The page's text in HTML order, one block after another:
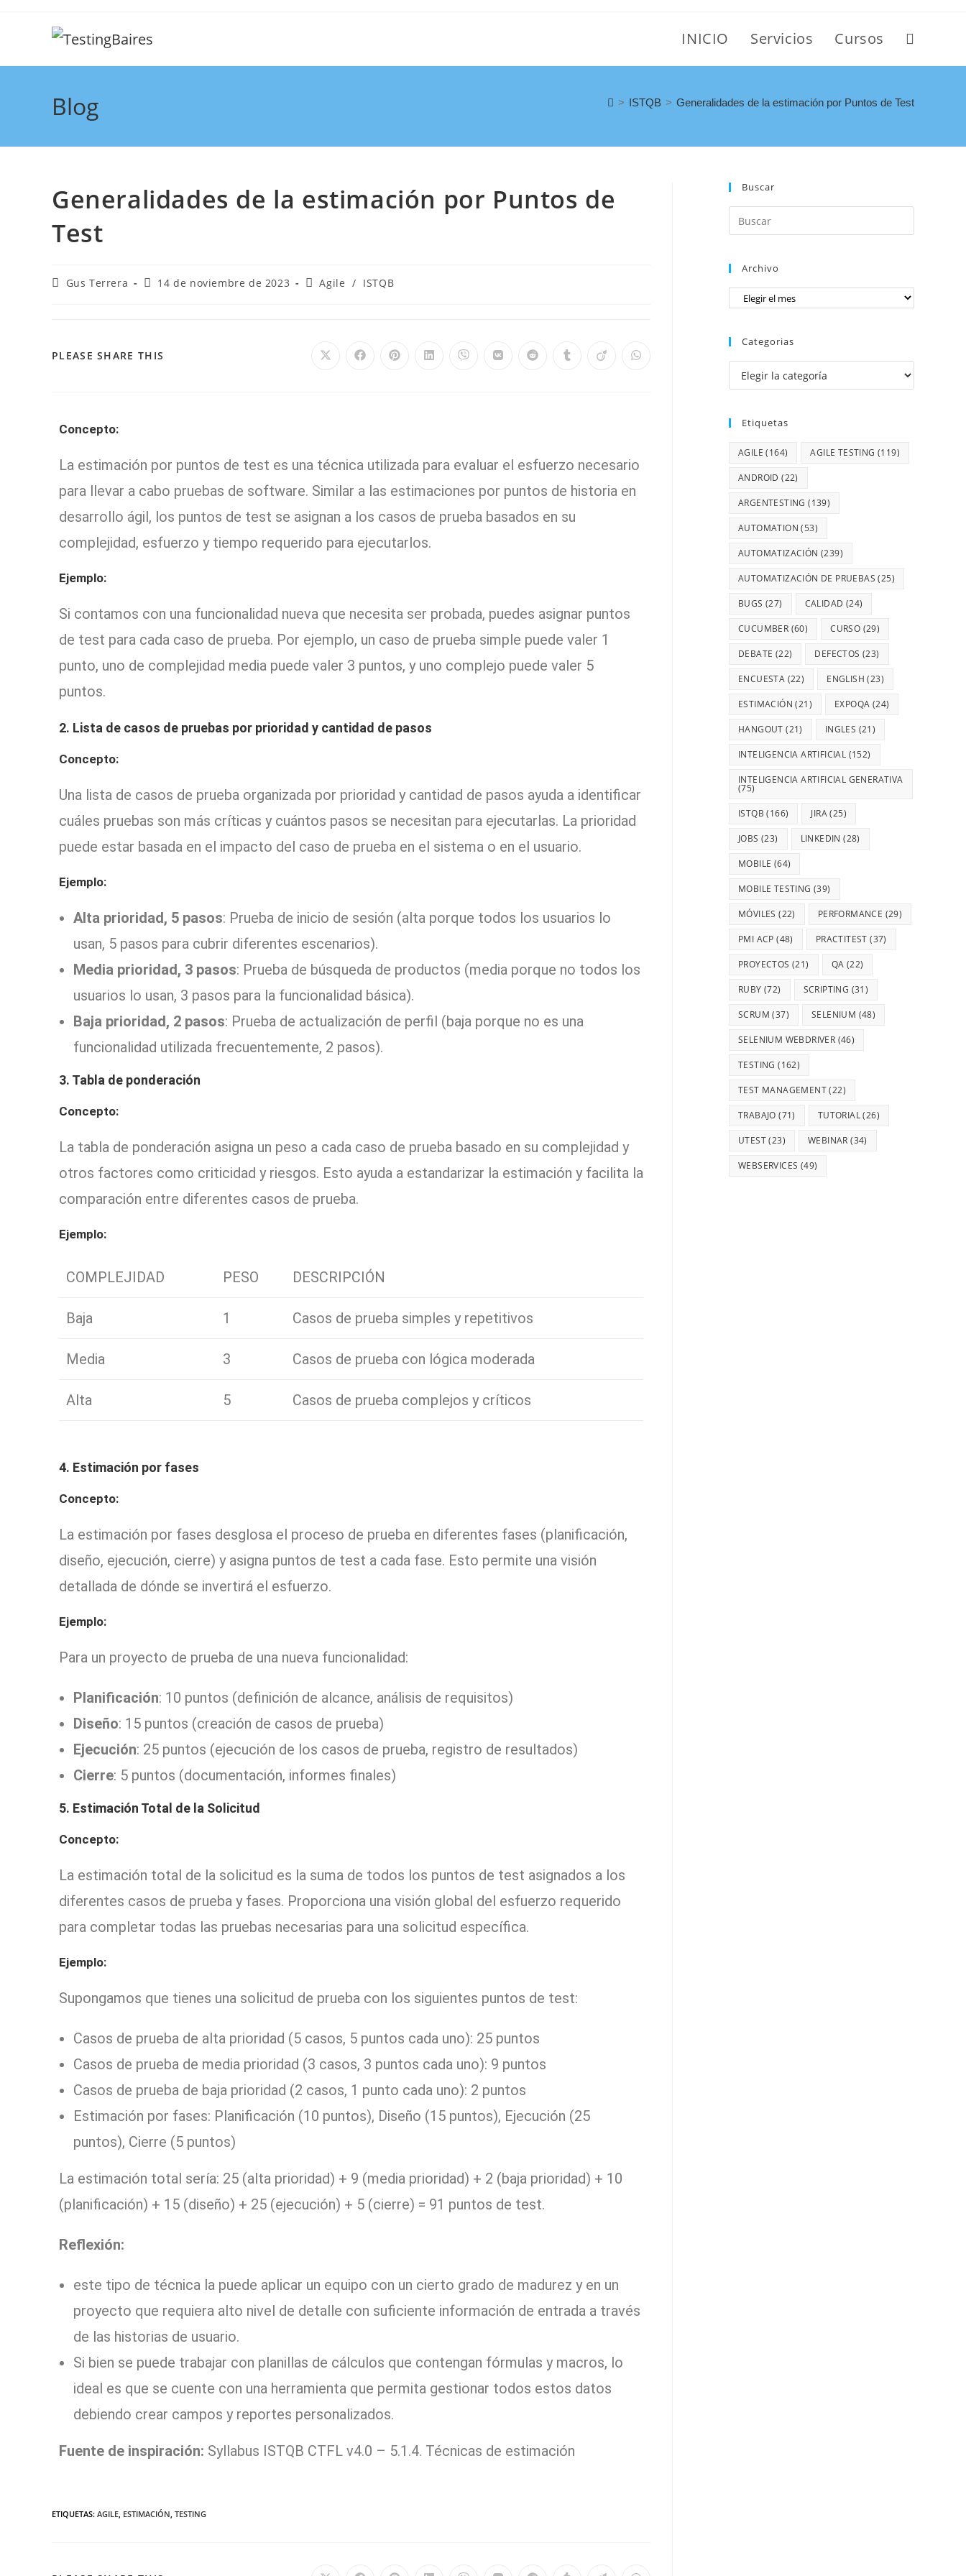
INICIO Servicios Cursos
Blog > ISTQB > Generalidades de la estimación por Puntos de Test
Generalidades de la estimación por Puntos de
Test
Gus Terrera 14 de noviembre de 2023 Agile / ISTQB
PLEASE SHARE THIS
Concepto:
La estimación por puntos de test es una técnica utilizada para evaluar el esfuerzo necesario
para llevar a cabo pruebas de software. Similar a las estimaciones por puntos de historia en
desarrollo ágil, los puntos de test se asignan a los casos de prueba basados en su
complejidad, esfuerzo y tiempo requerido para ejecutarlos.
Ejemplo:
Si contamos con una funcionalidad nueva que necesita ser probada, puedes asignar puntos
de test para cada caso de prueba. Por ejemplo, un caso de prueba simple puede valer 1
punto, uno de complejidad media puede valer 3 puntos, y uno complejo puede valer 5
puntos.
2. Lista de casos de pruebas por prioridad y cantidad de pasos
Concepto:
Una lista de casos de prueba organizada por prioridad y cantidad de pasos ayuda a identificar
cuáles pruebas son más críticas y cuántos pasos se necesitan para ejecutarlas. La prioridad
puede estar basada en el impacto del caso de prueba en el sistema o en el usuario.
Ejemplo:
Alta prioridad, 5 pasos: Prueba de inicio de sesión (alta porque todos los usuarios lo
usan, 5 pasos para cubrir diferentes escenarios).
Media prioridad, 3 pasos: Prueba de búsqueda de productos (media porque no todos los
usuarios lo usan, 3 pasos para la funcionalidad básica).
Baja prioridad, 2 pasos: Prueba de actualización de perfil (baja porque no es una
funcionalidad utilizada frecuentemente, 2 pasos).
3. Tabla de ponderación
Concepto:
La tabla de ponderación asigna un peso a cada caso de prueba basado en su complejidad y
otros factores como criticidad y riesgos. Esto ayuda a estandarizar la estimación y facilita la
comparación entre diferentes casos de prueba.
Ejemplo:
COMPLEJIDAD PESO DESCRIPCIÓN
Baja 1 Casos de prueba simples y repetitivos
Media 3 Casos de prueba con lógica moderada
Alta 5 Casos de prueba complejos y críticos
4. Estimación por fases
Concepto:
La estimación por fases desglosa el proceso de prueba en diferentes fases (planificación,
diseño, ejecución, cierre) y asigna puntos de test a cada fase. Esto permite una visión
detallada de dónde se invertirá el esfuerzo.
Ejemplo:
Para un proyecto de prueba de una nueva funcionalidad:
Planificación: 10 puntos (definición de alcance, análisis de requisitos)
Diseño: 15 puntos (creación de casos de prueba)
Ejecución: 25 puntos (ejecución de los casos de prueba, registro de resultados)
Cierre: 5 puntos (documentación, informes finales)
5. Estimación Total de la Solicitud
Concepto:
La estimación total de la solicitud es la suma de todos los puntos de test asignados a los
diferentes casos de prueba y fases. Proporciona una visión global del esfuerzo requerido
para completar todas las pruebas necesarias para una solicitud específica.
Ejemplo:
Supongamos que tienes una solicitud de prueba con los siguientes puntos de test:
Casos de prueba de alta prioridad (5 casos, 5 puntos cada uno): 25 puntos
Casos de prueba de media prioridad (3 casos, 3 puntos cada uno): 9 puntos
Casos de prueba de baja prioridad (2 casos, 1 punto cada uno): 2 puntos
Estimación por fases: Planificación (10 puntos), Diseño (15 puntos), Ejecución (25
puntos), Cierre (5 puntos)
La estimación total sería: 25 (alta prioridad) + 9 (media prioridad) + 2 (baja prioridad) + 10
(planificación) + 15 (diseño) + 25 (ejecución) + 5 (cierre) = 91 puntos de test.
Reflexión:
este tipo de técnica la puede aplicar un equipo con un cierto grado de madurez y en un
proyecto que requiera alto nivel de detalle con suficiente información de entrada a través
de las historias de usuario.
Si bien se puede trabajar con planillas de cálculos que contengan fórmulas y macros, lo
ideal es que se cuente con una herramienta que permita gestionar todos estos datos
debiendo crear campos y reportes personalizados.
Fuente de inspiración: Syllabus ISTQB CTFL v4.0 – 5.1.4. Técnicas de estimación
ETIQUETAS: AGILE, ESTIMACIÓN, TESTING
Buscar
Archivo
Categorias
Etiquetas
AGILE (164) AGILE TESTING (119)
ANDROID (22)
ARGENTESTING (139)
AUTOMATION (53)
AUTOMATIZACIÓN (239)
AUTOMATIZACIÓN DE PRUEBAS (25)
BUGS (27) CALIDAD (24)
CUCUMBER (60) CURSO (29)
DEBATE (22) DEFECTOS (23)
ENCUESTA (22) ENGLISH (23)
ESTIMACIÓN (21) EXPOQA (24)
HANGOUT (21) INGLES (21)
INTELIGENCIA ARTIFICIAL (152)
INTELIGENCIA ARTIFICIAL GENERATIVA
(75)
ISTQB (166) JIRA(25)
JOBS (23) LINKEDIN (28)
MOBILE (64)
MOBILE TESTING (39)
MÓVILES (22) PERFORMANCE (29)
PMI ACP (48) PRACTITEST (37)
PROYECTOS (21) QA (22)
RUBY (72) SCRIPTING (31)
SCRUM (37) SELENIUM (48)
SELENIUM WEBDRIVER (46)
TESTING (162)
TEST MANAGEMENT(22)
TRABAJO (71) TUTORIAL(26)
UTEST(23) WEBINAR (34)
WEBSERVICES (49)